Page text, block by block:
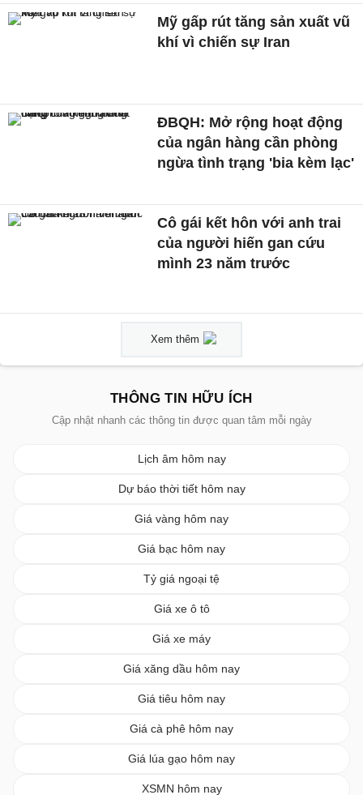
Mỹ gấp rút tăng sản xuất vũ
khí vì chiến sự Iran
ĐBQH: Mở rộng hoạt động
của ngân hàng cần phòng
ngừa tình trạng 'bia kèm lạc'
Cô gái kết hôn với anh trai
của người hiến gan cứu
mình 23 năm trước
Xem thêm
THÔNG TIN HỮU ÍCH
Cập nhật nhanh các thông tin được quan tâm mỗi ngày
Lịch âm hôm nay
Dự báo thời tiết hôm nay
Giá vàng hôm nay
Giá bạc hôm nay
Tỷ giá ngoại tệ
Giá xe ô tô
Giá xe máy
Giá xăng dầu hôm nay
Giá tiêu hôm nay
Giá cà phê hôm nay
Giá lúa gạo hôm nay
XSMN hôm nay